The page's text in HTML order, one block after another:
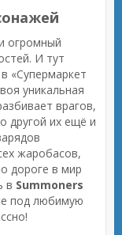
огромный
И тут
«Супермаркет
уникальная
врагов,
другой их ещё и
жаробасов,
дороге в мир
в Summoners
под любимую